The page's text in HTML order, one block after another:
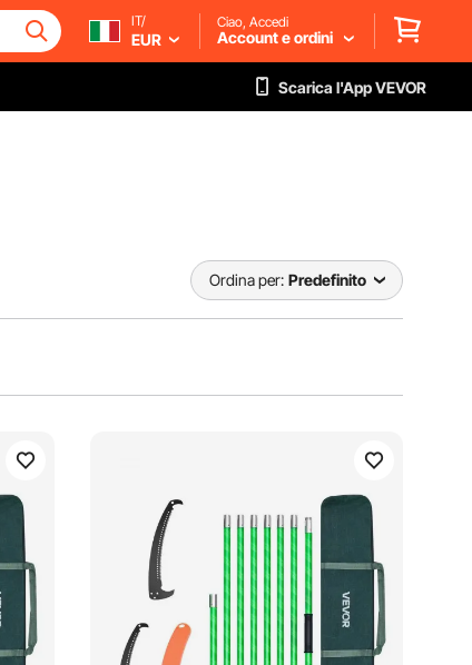
IT/
EUR
Ciao, Accedi
Account e ordini
Scarica l'App VEVOR
Ordina per: Predefinito